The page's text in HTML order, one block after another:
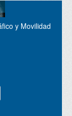
y Movilidad